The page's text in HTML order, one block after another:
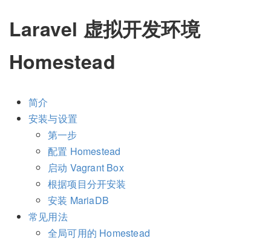
Laravel 虚拟开发环境
Homestead
简介
安装与设置
第一步
配置 Homestead
启动 Vagrant Box
根据项目分开安装
安装 MariaDB
常见用法
全局可用的 Homestead